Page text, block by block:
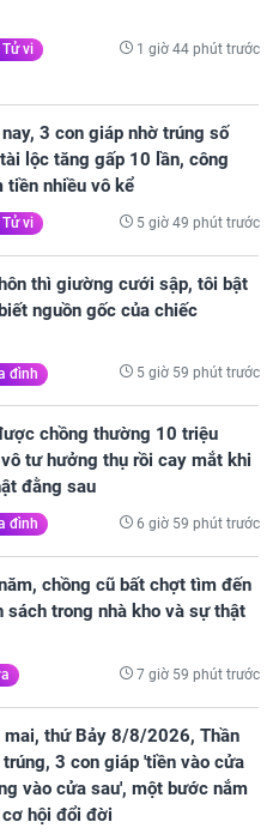
vi 1 giờ 44 phút trước
3 con giáp nhờ trúng số
lộc tăng gấp 10 lần, công
tiền nhiều vô kể
vi 5 giờ 49 phút trước
thì giường cưới sập, tôi bật
nguồn gốc của chiếc
đình 5 giờ 59 phút trước
chồng thường 10 triệu
tư hưởng thụ rồi cay mắt khi
đằng sau
đình 6 giờ 59 phút trước
chồng cũ bất chợt tìm đến
sách trong nhà kho và sự thật
7 giờ 59 phút trước
mai, thứ Bảy 8/8/2026, Thần
trúng, 3 con giáp 'tiền vào cửa
vào cửa sau', một bước nắm
hội đổi đời